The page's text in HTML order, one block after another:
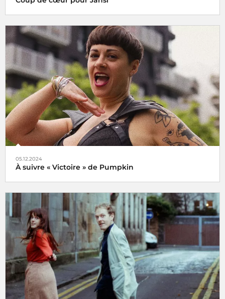
Le choix de Jansi
05.12.2024
À suivre « Victoire » de Pumpkin
Veni, vidi, vici !